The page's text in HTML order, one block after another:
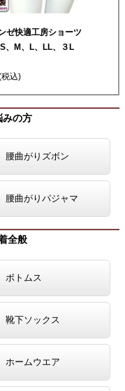
ゼ快適工房ショーツ
、M、L、LL、３L
税込)
みの方
腰曲がりズボン
腰曲がりパジャマ
全般
ボトムス
靴下ソックス
ホームウエア